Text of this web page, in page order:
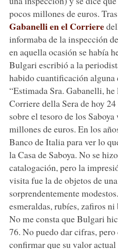
pocos millones de euros. Tras
Gabanelli en el Corriere
informaba de la inspección
en aquella ocasión se había
Bulgari escribió a la
habido cuantificación alguna
“Estimada Sra. Gabanelli,
Corriere della Sera de hoy
sobre el tesoro de los
millones de euros. En los
Banco de Italia para ver lo
la Casa de Saboya. No se
catalogación, pero la
visita fue la de objetos de
sorprendentemente
esmeraldas, rubíes, zafiros
No me consta que Bulgari
76. No puedo dar cifras,
confirmar que su valor